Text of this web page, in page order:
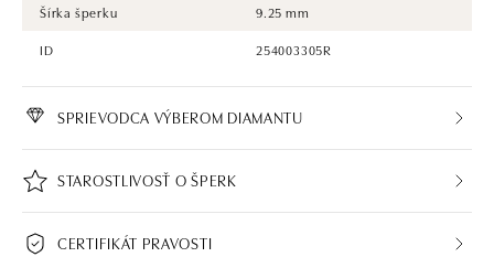
Šírka šperku
9.25 mm
ID
254003305R
SPRIEVODCA VÝBEROM DIAMANTU
STAROSTLIVOSŤ O ŠPERK
CERTIFIKÁT PRAVOSTI